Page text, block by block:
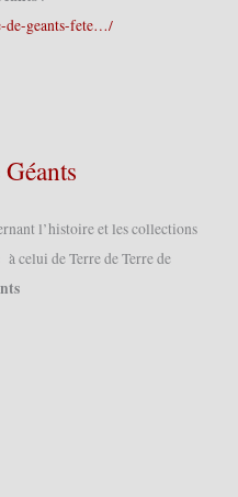
de-geants-fete…/
l’histoire et les collections
celui de Terre de Terre de